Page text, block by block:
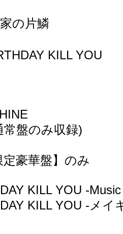
の片鱗
KILL YOU
常盤のみ収録)
豪華盤】のみ
KILL YOU -
KILL YOU -メイ